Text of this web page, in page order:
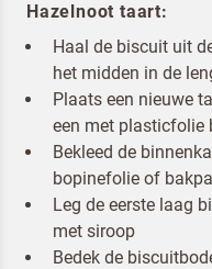
Hazelnoot taart:
Haal de biscuit uit
het midden in de
Plaats een nieuwe
een met plasticfolie
Bekleed de
bopinefolie of
Leg de eerste laag
met siroop
Bedek de